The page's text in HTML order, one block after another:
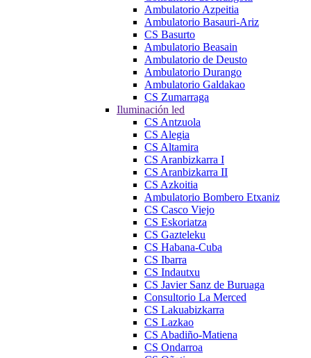
Ambulatorio Azpeitia
Ambulatorio Basauri-Ariz
CS Basurto
Ambulatorio Beasain
Ambulatorio de Deusto
Ambulatorio Durango
Ambulatorio Galdakao
CS Zumarraga
Iluminación led
CS Antzuola
CS Alegia
CS Altamira
CS Aranbizkarra I
CS Aranbizkarra II
CS Azkoitia
Ambulatorio Bombero Etxaniz
CS Casco Viejo
CS Eskoriatza
CS Gazteleku
CS Habana-Cuba
CS Ibarra
CS Indautxu
CS Javier Sanz de Buruaga
Consultorio La Merced
CS Lakuabizkarra
CS Lazkao
CS Abadiño-Matiena
CS Ondarroa